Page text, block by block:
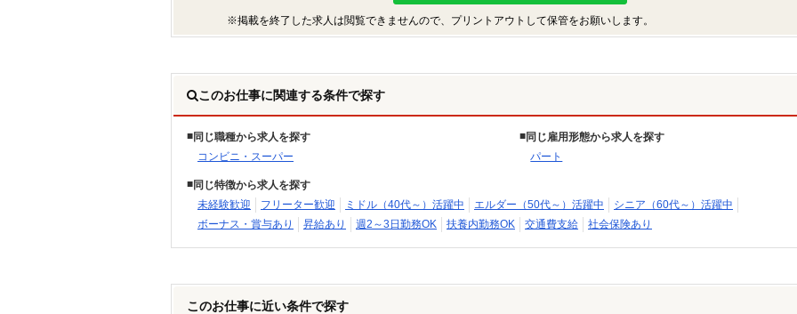
※掲載を終了した求人は閲覧できませんので、プリントアウトして保管をお願いします。
このお仕事に関連する条件で探す
同じ職種から求人を探す
コンビニ・スーパー
同じ雇用形態から求人を探す
パート
同じ特徴から求人を探す
未経験歓迎
フリーター歓迎 ミドル（40代～）活躍中 エルダー（50代～）活躍中
シニア（60代～）活躍中
ボーナス・賞与あり
昇給あり 週2～3日勤務OK 扶養内勤務OK 交通費支給 社会保険あり
このお仕事に近い条件で探す